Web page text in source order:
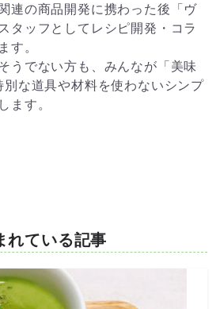
連の商品開発に携わった後「ヴ
タッフとしてレシピ開発・コラ
す。
うでない方も、みんなが「美味
別な道具や材料を使わないシンプ
ます。
れている記事